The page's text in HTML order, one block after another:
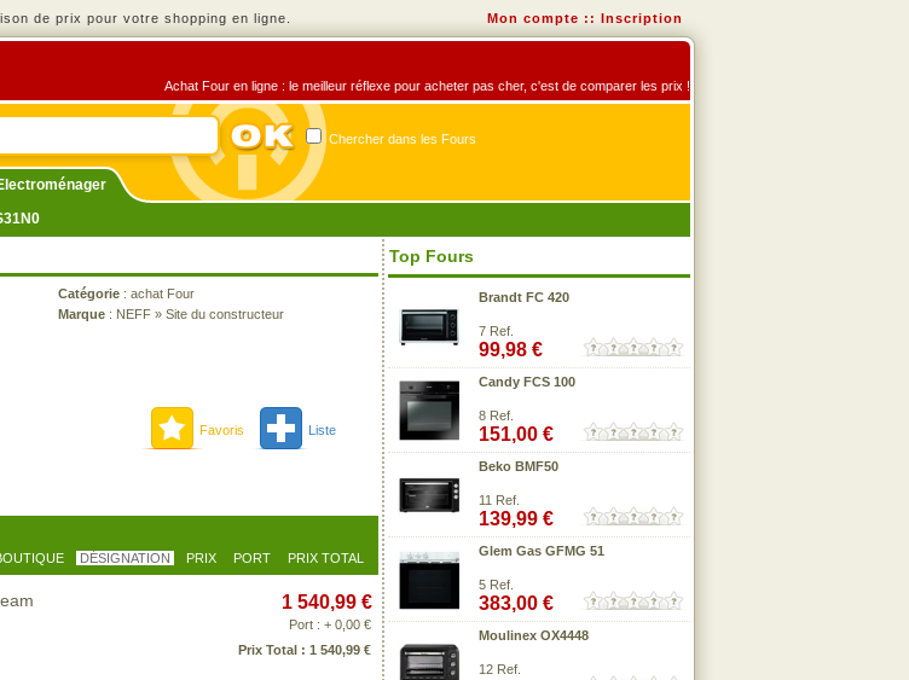
de prix pour votre shopping en ligne. Mon compte :: Inscription
Achat Four en ligne : le meilleur réflexe pour acheter pas cher, c'est de comparer les prix !
Chercher dans les Fours
Catégorie : achat Four
Marque : NEFF » Site du constructeur
Favoris Liste
DÉSIGNATION PRIX PORT PRIX TOTAL
1 540,99 €
Port : + 0,00 €
Prix Total : 1 540,99 €
Top Fours
Brandt FC 420
7 Ref.
99,98 €
Candy FCS 100
8 Ref.
151,00 €
Beko BMF50
11 Ref.
139,99 €
Glem Gas GFMG 51
5 Ref.
383,00 €
Moulinex OX4448
12 Ref.